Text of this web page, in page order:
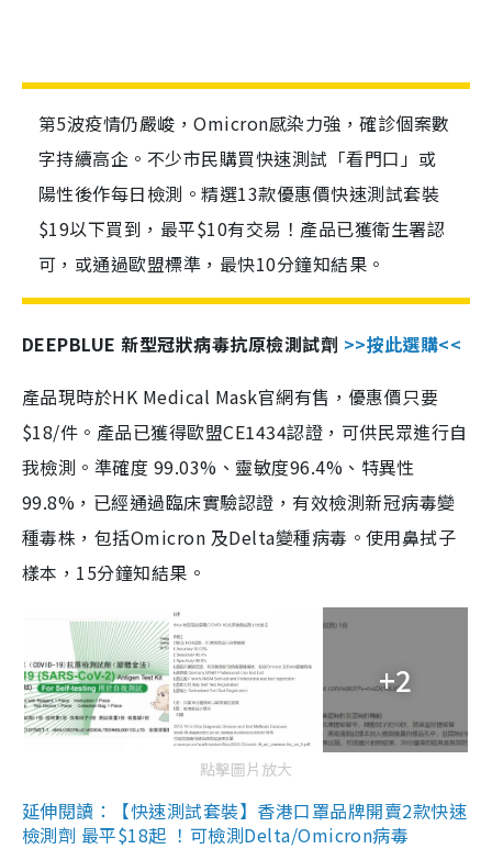
第5波疫情仍嚴峻，Omicron感染力強，確診個案數
字持續高企。不少市民購買快速測試「看門口」或
陽性後作每日檢測。精選13款優惠價快速測試套裝
$19以下買到，最平$10有交易！產品已獲衛生署認
可，或通過歐盟標準，最快10分鐘知結果。
DEEPBLUE 新型冠狀病毒抗原檢測試劑 >>按此選購<<
產品現時於HK Medical Mask官網有售，優惠價只要
$18/件。產品已獲得歐盟CE1434認證，可供民眾進行自
我檢測。準確度 99.03%、靈敏度96.4%、特異性
99.8%，已經通過臨床實驗認證，有效檢測新冠病毒變
種毒株，包括Omicron 及Delta變種病毒。使用鼻拭子
樣本，15分鐘知結果。
+2
點擊圖片放大
延伸閱讀：【快速測試套裝】香港口罩品牌開賣2款快速
檢測劑 最平$18起 ！可檢測Delta/Omicron病毒